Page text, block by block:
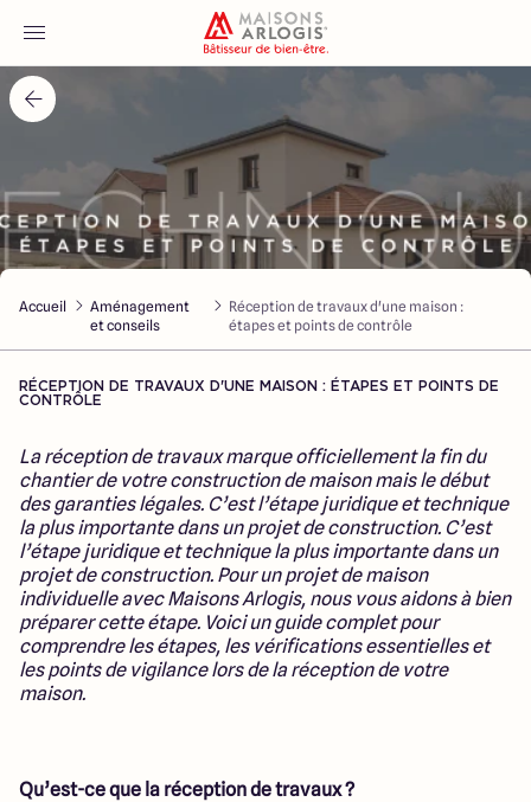
Accueil
Nos maisons
Nos annonces
Votre projet
Qui sommes-nous
Maisons ARLOGIS Nord
Lille - Villeneuve d'Ascq
03 66 72 64 60
Valenciennes - Marly 03 27 45 60 30
4.4 4.8
Accueil
Aménagement
et conseils
Réception de travaux d'une maison :
étapes et points de contrôle
RÉCEPTION DE TRAVAUX D'UNE MAISON : ÉTAPES ET POINTS DE
CONTRÔLE
La réception de travaux marque officiellement la fin du
chantier de votre construction de maison mais le début
des garanties légales. C’est l’étape juridique et technique
la plus importante dans un projet de construction. C’est
l’étape juridique et technique la plus importante dans un
projet de construction. Pour un projet de maison
individuelle avec Maisons Arlogis, nous vous aidons à bien
préparer cette étape. Voici un guide complet pour
comprendre les étapes, les vérifications essentielles et
les points de vigilance lors de la réception de votre
maison.
Qu’est-ce que la réception de travaux ?